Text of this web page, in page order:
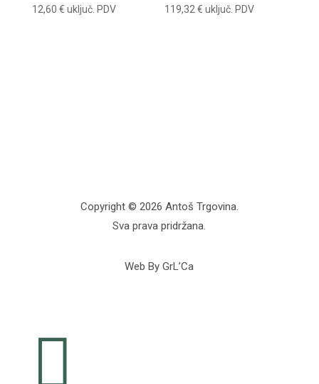
12,60 € uključ. PDV 119,32€ uključ. PDV
Copyright © 2026 Antoš Trgovina.
Sva prava pridržana.
Web By GrL’Ca
